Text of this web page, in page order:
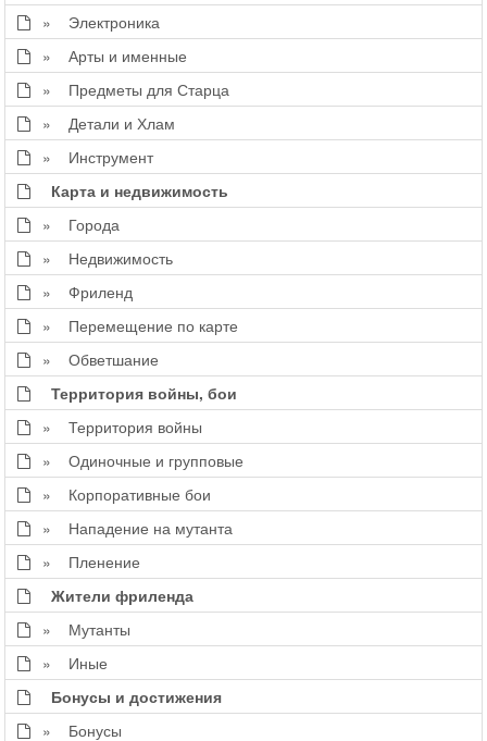
» Электроника
» Арты и именные
» Предметы для Старца
» Детали и Хлам
» Инструмент
Карта и недвижимость
» Города
» Недвижимость
» Фриленд
» Перемещение по карте
» Обветшание
Территория войны, бои
» Территория войны
» Одиночные и групповые
» Корпоративные бои
» Нападение на мутанта
» Пленение
Жители фриленда
» Мутанты
» Иные
Бонусы и достижения
» Бонусы